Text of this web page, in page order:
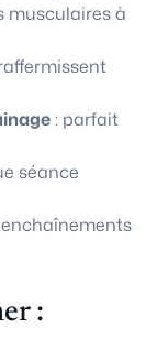
musculaires à
: parfait
séance
enchaînements
: